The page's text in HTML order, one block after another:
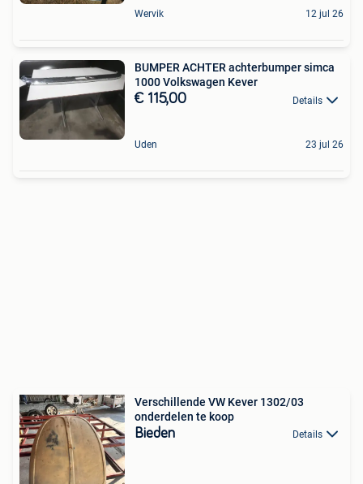
Wervik 12 jul 26
BUMPER ACHTER achterbumper simca
1000 Volkswagen Kever
€ 115,00 Details
Uden 23 jul 26
Verschillende VW Kever 1302/03
onderdelen te koop
Bieden Details